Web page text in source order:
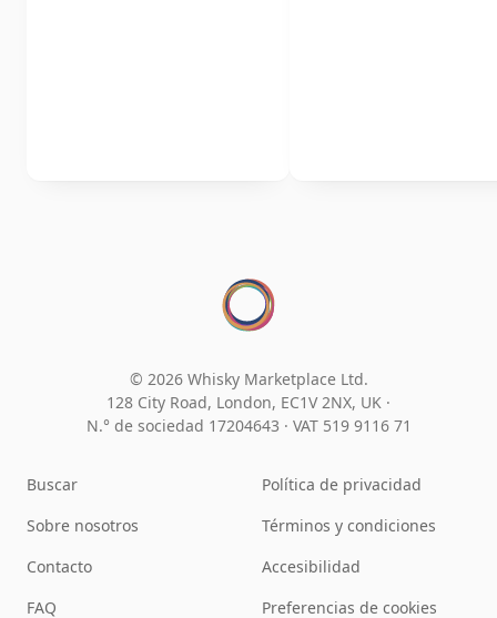
© 2026 Whisky Marketplace Ltd.
128 City Road, London, EC1V 2NX, UK ·
N.° de sociedad 17204643 · VAT 519 9116 71
Buscar
Sobre nosotros
Contacto
FAQ
Política de privacidad
Términos y condiciones
Accesibilidad
Preferencias de cookies